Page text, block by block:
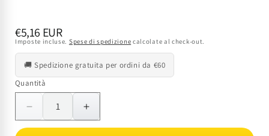
Prezzo
di
listino
€5,16 EUR
Imposte incluse. Spese di spedizione calcolate al check-out.
🚚 Spedizione gratuita per ordini da €60
Quantità
Quantità
Diminuisci
quantità
Aumenta
quantità